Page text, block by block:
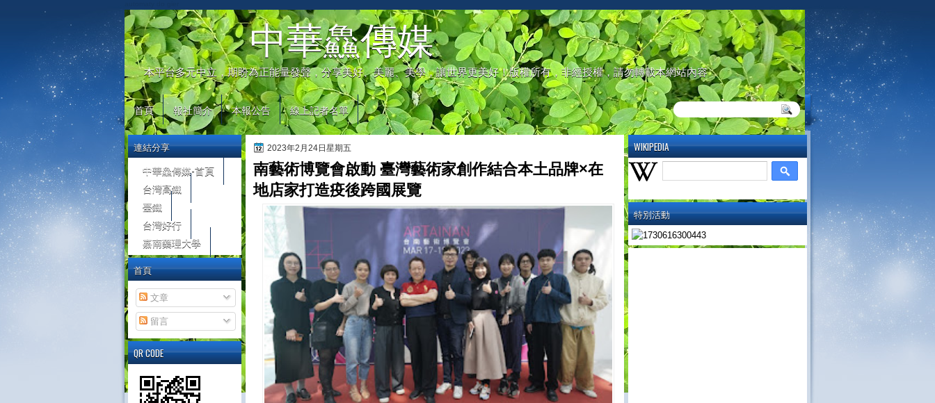
中華鱻傳媒
本平台多元中立，期盼為正能量發聲，分享美好、美麗、美學，讓世界更美好！版權所有，非經授權，請勿轉載本網站內容
首頁 報社簡介 本報公告 線上記者名單
WIKIPEDIA
特別活動
2023年2月24日星期五
南藝術博覽會啟動 臺灣藝術家創作結合本土品牌×在
地店家打造疫後跨國展覽
連結分享
中華鱻傳媒-首頁
台灣高鐵
臺鐵
台灣好行
嘉南藥理大學
首頁
文章
留言
QR CODE